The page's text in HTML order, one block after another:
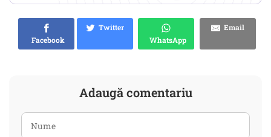
Facebook
Twitter
WhatsApp
Email
Adaugă comentariu